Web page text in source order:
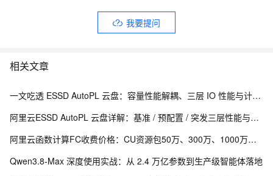
我要提问
相关文章
一文吃透 ESSD AutoPL 云盘：容量性能解耦、三层 IO 性能与计费测算
阿里云ESSD AutoPL 云盘详解：基准 / 预配置 / 突发三层性能与费用封顶机制
阿里云函数计算FC收费价格：CU资源包50万、300万、1000万、2亿、20亿及4000万CU费用清单
Qwen3.8-Max 深度使用实战：从 2.4 万亿参数到生产级智能体落地